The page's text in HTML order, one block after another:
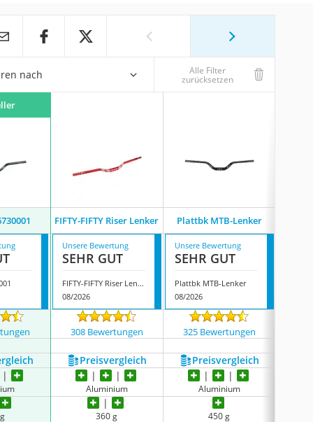
nach Alle Filter
zurücksetzen
FIFTY-FIFTY Riser Lenker Plattbk MTB-Lenker
Unsere Bewertung
SEHR GUT
FIFTY-FIFTY Riser Lenker
08/2026
Unsere Bewertung
SEHR GUT
Plattbk MTB-Lenker
08/2026
308 Bewertungen 325 Bewertungen
Preis­vergleich Preis­vergleich
Aluminium Aluminium
360 g 450 g